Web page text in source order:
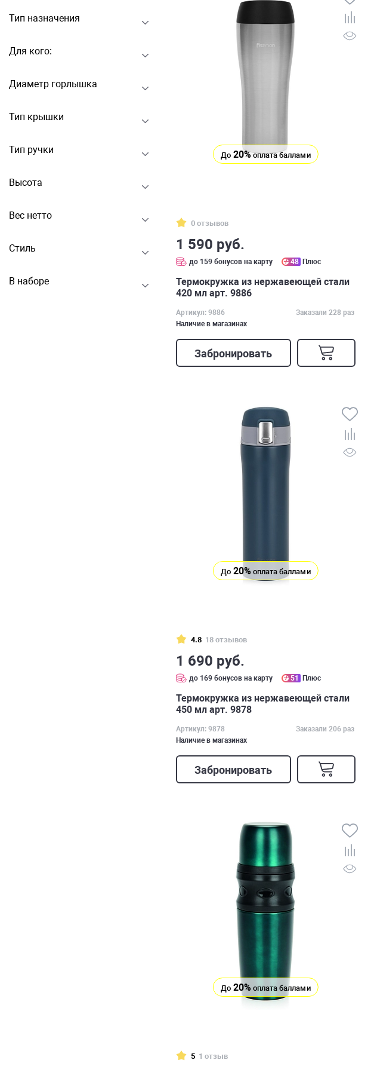
Тип назначения
Для кого:
Диаметр горлышка
Тип крышки
Тип ручки
Высота
Вес нетто
Стиль
В наборе
До 20%оплата баллами
0 отзывов
1 590 руб.
до 159 бонусов на карту 48 Плюс
Термокружка из нержавеющей стали
420 мл арт. 9886
Артикул: 9886
Заказали 228 раз
Наличие в магазинах
Забронировать
До 20% оплата баллами
4.8 18 отзывов
1 690 руб.
до 169 бонусов на карту 51 Плюс
Термокружка из нержавеющей стали
450 мл арт. 9878
Артикул: 9878
Заказали 206 раз
Наличие в магазинах
Забронировать
До 20% оплата баллами
5 1 отзыв